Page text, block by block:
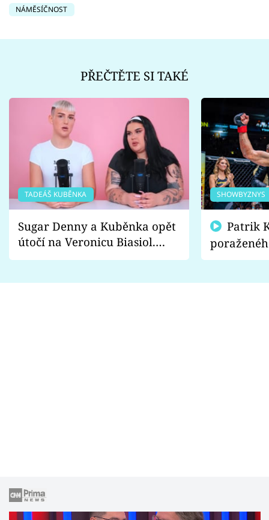
NÁMĚSÍČNOST
PŘEČTĚTE SI TAKÉ
TADEÁŠ KUBĚNKA
Sugar Denny a Kuběnka opět
útočí na Veronicu Biasiol.
Proč je podle nich falešná a
SHOWBYZNYS
fanoušci